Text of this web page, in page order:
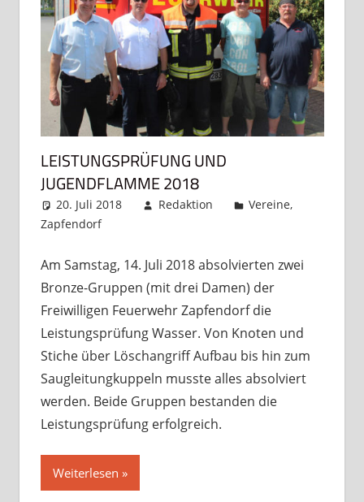
LEISTUNGSPRÜFUNG UND
JUGENDFLAMME 2018
20. Juli 2018 Redaktion Vereine,
Zapfendorf
Am Samstag, 14. Juli 2018 absolvierten zwei
Bronze-Gruppen (mit drei Damen) der
Freiwilligen Feuerwehr Zapfendorf die
Leistungsprüfung Wasser. Von Knoten und
Stiche über Löschangriff Aufbau bis hin zum
Saugleitungkuppeln musste alles absolviert
werden. Beide Gruppen bestanden die
Leistungsprüfung erfolgreich.
Weiterlesen